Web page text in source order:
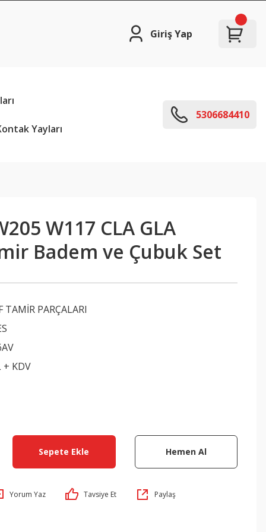
Giriş Yap
Yayları
5306684410
W117 CLA GLA
Badem ve Çubuk Set
TAMİR PARÇALARI
+ KDV
Sepete Ekle Hemen Al
Yorum Yaz Tavsiye Et Paylaş